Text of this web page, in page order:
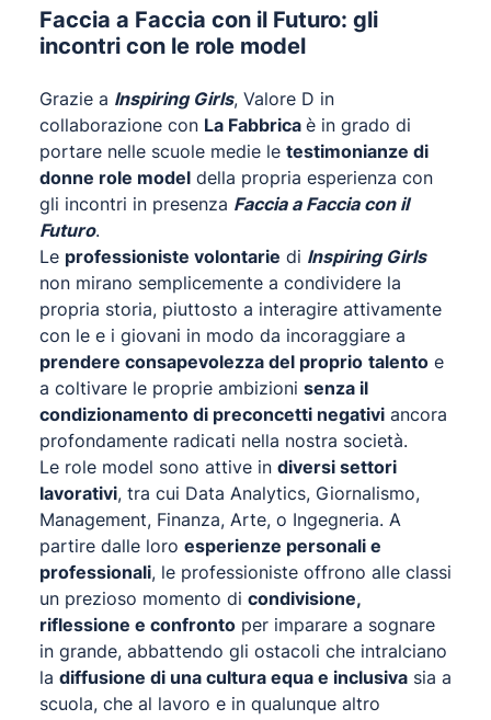
Faccia a Faccia con il Futuro: gli
incontri con le role model
Grazie a Inspiring Girls, Valore D in
collaborazione con La Fabbrica è in grado di
portare nelle scuole medie le testimonianze di
donne role model della propria esperienza con
gli incontri in presenza Faccia a Faccia con il
Futuro.
Le professioniste volontarie di Inspiring Girls
non mirano semplicemente a condividere la
propria storia, piuttosto a interagire attivamente
con le e i giovani in modo da incoraggiare a
prendere consapevolezza del proprio talento e
a coltivare le proprie ambizioni senza il
condizionamento di preconcetti negativi ancora
profondamente radicati nella nostra società.
Le role model sono attive in diversi settori
lavorativi, tra cui Data Analytics, Giornalismo,
Management, Finanza, Arte, o Ingegneria. A
partire dalle loro esperienze personali e
professionali, le professioniste offrono alle classi
un prezioso momento di condivisione,
riflessione e confronto per imparare a sognare
in grande, abbattendo gli ostacoli che intralciano
la diffusione di una cultura equa e inclusiva sia a
scuola, che al lavoro e in qualunque altro